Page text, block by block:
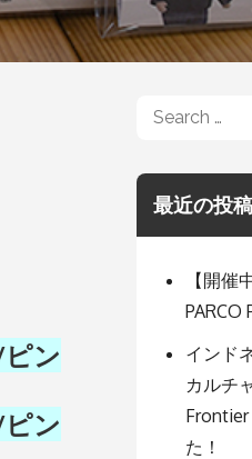
ン
ン
Search
最近の投稿
【開催
PARCO
インド
カルチ
た！